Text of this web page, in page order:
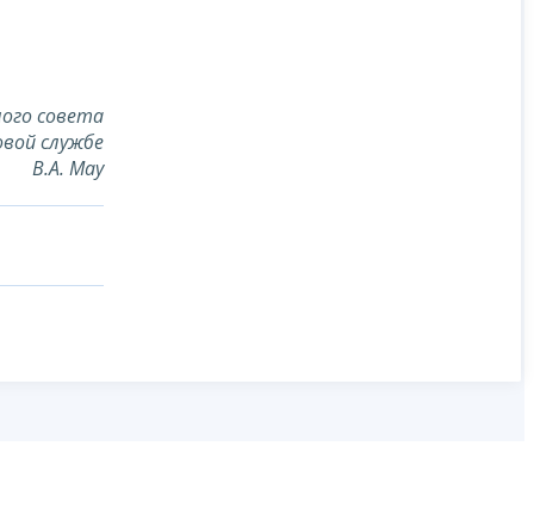
совета
службе
В.А. Мау